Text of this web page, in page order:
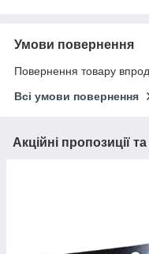
Умови повернення
Повернення товару
Всі умови повернення
Акційні пропозиції